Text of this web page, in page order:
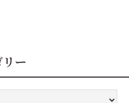
リー